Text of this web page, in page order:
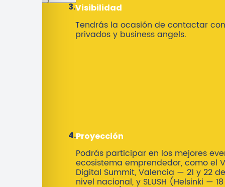
3.Visibilidad
Tendrás la ocasión de contactar
privados y business angels.
4.Proyección
Podrás participar en los mejores
ecosistema emprendedor, como el
Digital Summit, Valencia — 21 y 22
nivel nacional, y SLUSH (Helsinki —